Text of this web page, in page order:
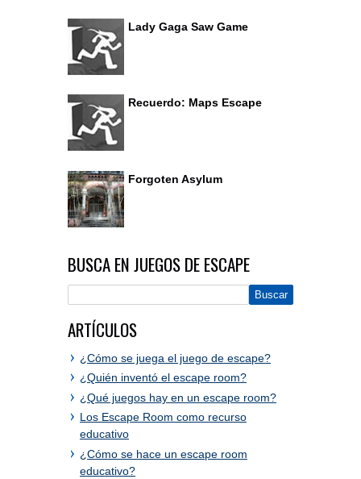
Lady Gaga Saw Game
Recuerdo: Maps Escape
Forgoten Asylum
BUSCA EN JUEGOS DE ESCAPE
ARTÍCULOS
¿Cómo se juega el juego de escape?
¿Quién inventó el escape room?
¿Qué juegos hay en un escape room?
Los Escape Room como recurso
educativo
¿Cómo se hace un escape room
educativo?